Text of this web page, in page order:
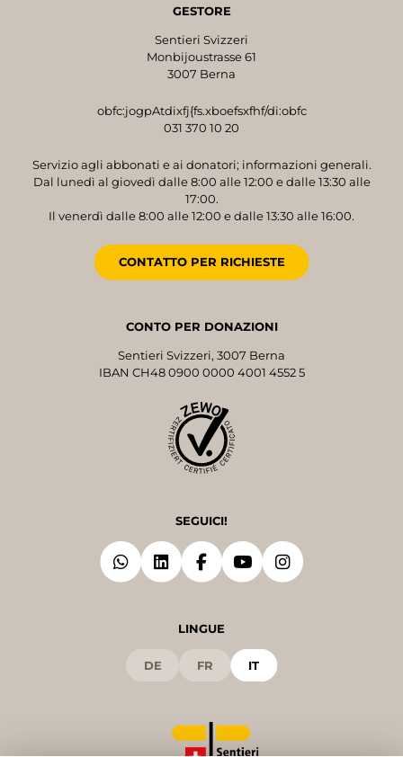
GESTORE
Sentieri Svizzeri
Monbijoustrasse 61
3007 Berna
obfc:jogpAtdixfj{fs.xboefsxfhf/di:obfc
031 370 10 20
Servizio agli abbonati e ai donatori; informazioni generali.
Dal lunedì al giovedì dalle 8:00 alle 12:00 e dalle 13:30 alle
17:00.
Il venerdì dalle 8:00 alle 12:00 e dalle 13:30 alle 16:00.
CONTATTO PER RICHIESTE
CONTO PER DONAZIONI
Sentieri Svizzeri, 3007 Berna
IBAN CH48 0900 0000 4001 4552 5
SEGUICI!
LINGUE
DE FR IT